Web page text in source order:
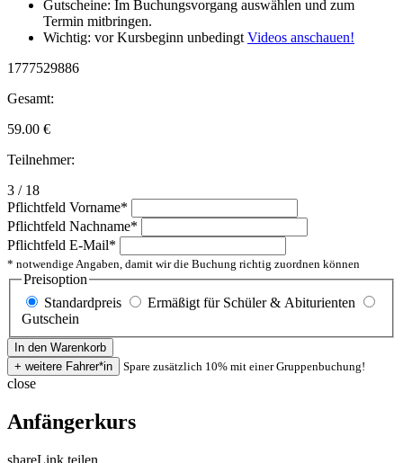
Gutscheine: Im Buchungsvorgang auswählen und zum
Termin mitbringen.
Wichtig: vor Kursbeginn unbedingtVideos anschauen!
1777529886
Gesamt:
59.00 €
Teilnehmer:
3 / 18
Pflichtfeld Vorname*
Pflichtfeld Nachname*
Pflichtfeld E-Mail*
* notwendige Angaben, damit wir die Buchung richtig zuordnen können
Preisoption
Standardpreis
Ermäßigt für Schüler & Abiturienten
Gutschein
Spare zusätzlich 10% mit einer Gruppenbuchung!
close
Anfängerkurs
shareLink teilen